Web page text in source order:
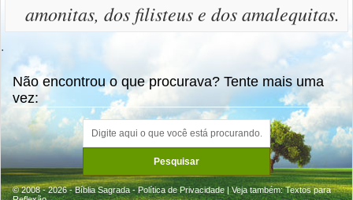
amonitas, dos filisteus e dos amalequitas.
.
Não encontrou o que procurava? Tente mais uma
vez:
© 2008 - 2026 - Bíblia Sagrada -Política de Privacidade | Veja também:Textos para